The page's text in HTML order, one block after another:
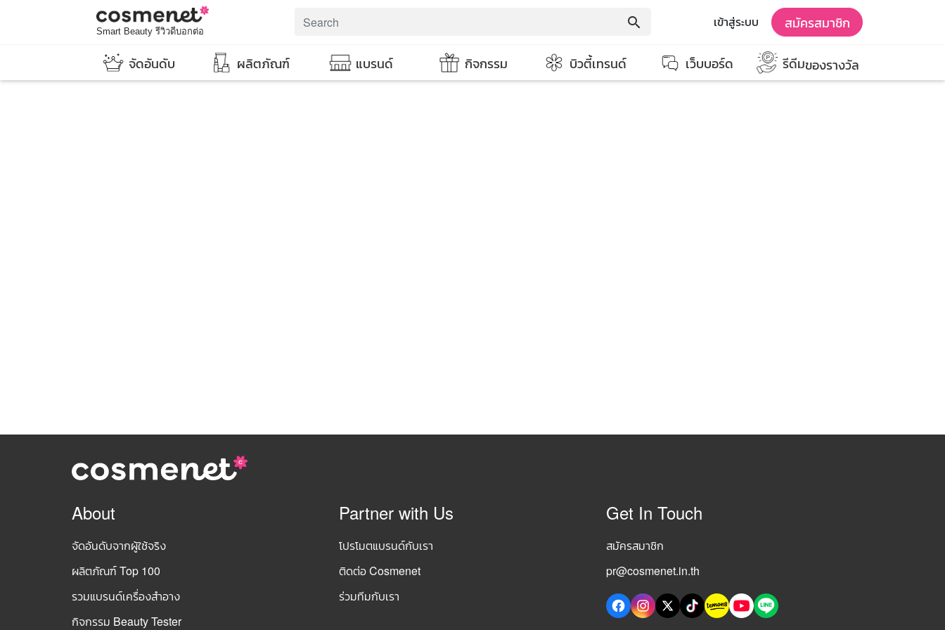
Smart Beauty รีวิวดีบอกต่อ
search เข้าสู่ระบบ สมัครสมาชิก
จัดอันดับ ผลิตภัณฑ์ แบรนด์ กิจกรรม บิวตี้เทรนด์ เว็บบอร์ด รีดีมของรางวัล
About
จัดอันดับจากผู้ใช้จริง
ผลิตภัณฑ์ Top 100
รวมแบรนด์เครื่องสำอาง
กิจกรรม Beauty Tester
Partner with Us
โปรโมตแบรนด์กับเรา
ติดต่อ Cosmenet
ร่วมทีมกับเรา
Get In Touch
สมัครสมาชิก
pr@cosmenet.in.th